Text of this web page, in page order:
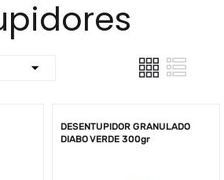
DESENTUPIDOR GRANULADO
DIABO VERDE 300gr